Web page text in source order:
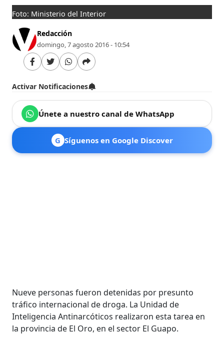
Foto: Ministerio del Interior
Redacción
domingo, 7 agosto 2016 - 10:54
Activar Notificaciones
Únete a nuestro canal de WhatsApp
G Síguenos en Google Discover
Nueve personas fueron detenidas por presunto
tráfico internacional de droga. La Unidad de
Inteligencia Antinarcóticos realizaron esta tarea en
la provincia de El Oro, en el sector El Guapo.